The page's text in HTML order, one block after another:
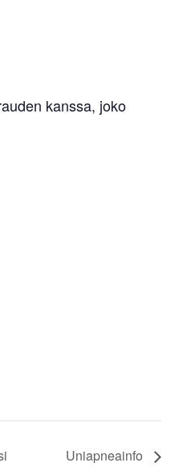
kanssa, joko
Uniapneainfo